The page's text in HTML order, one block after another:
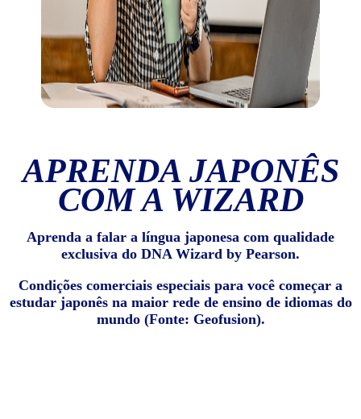
APRENDA JAPONÊS
COM A WIZARD
Aprenda a falar a língua japonesa com qualidade
exclusiva do DNA Wizard by Pearson.
Condições comerciais especiais para você começar a
estudar japonês na maior rede de ensino de idiomas do
mundo (Fonte: Geofusion).